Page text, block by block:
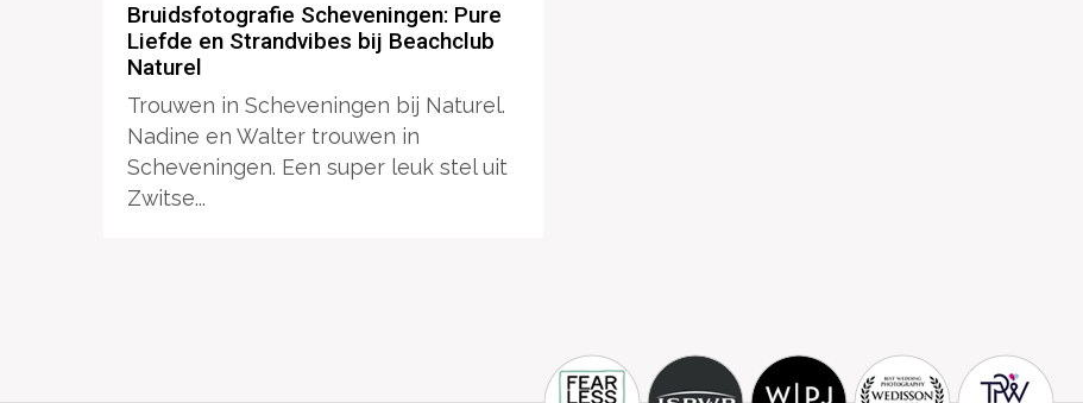
Bruidsfotografie Scheveningen: Pure
Liefde en Strandvibes bij Beachclub
Naturel
Trouwen in Scheveningen bij Naturel.
Nadine en Walter trouwen in
Scheveningen. Een super leuk stel uit
Zwitse...